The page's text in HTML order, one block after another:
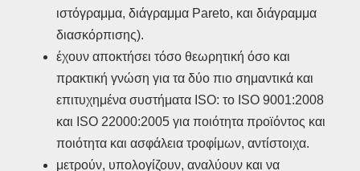
ιστόγραμμα, διάγραμμα Pareto, και διάγραμμα
διασκόρπισης).
έχουν αποκτήσει τόσο θεωρητική όσο και
πρακτική γνώση για τα δύο πιο σημαντικά και
επιτυχημένα συστήματα ISO: το ISO 9001:2008
και ISO 22000:2005 για ποιότητα προϊόντος και
ποιότητα και ασφάλεια τροφίμων, αντίστοιχα.
μετρούν, υπολογίζουν, αναλύουν και να